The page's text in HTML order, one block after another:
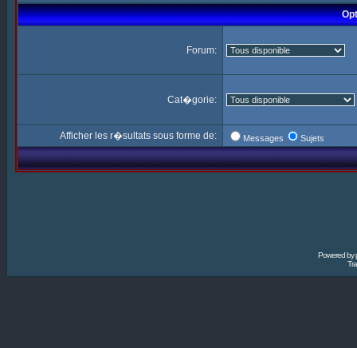
Forum:
Cat�gorie:
Afficher les r�sultats sous forme de: Messages Sujets
Powered by